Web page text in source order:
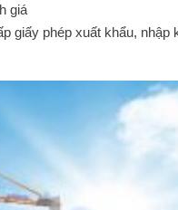
giá
giấy phép xuất khẩu, nhập